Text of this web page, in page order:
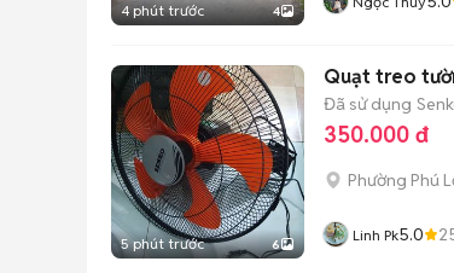
4 phút trước 4
5 phút trước 6
Quạt treo
Đã sử dụng
350.000 đ
Phường Phú
Linh Pk5.0